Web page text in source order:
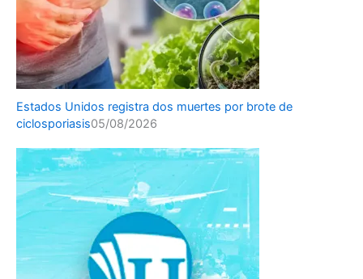
Estados Unidos registra dos muertes por brote de
ciclosporiasis05/08/2026